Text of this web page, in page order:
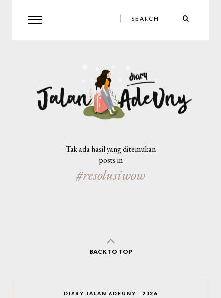
Tak ada hasil yang ditemukan
posts in
#resolusiwow
BACK TO TOP
DIARY JALAN ADEUNY 2026